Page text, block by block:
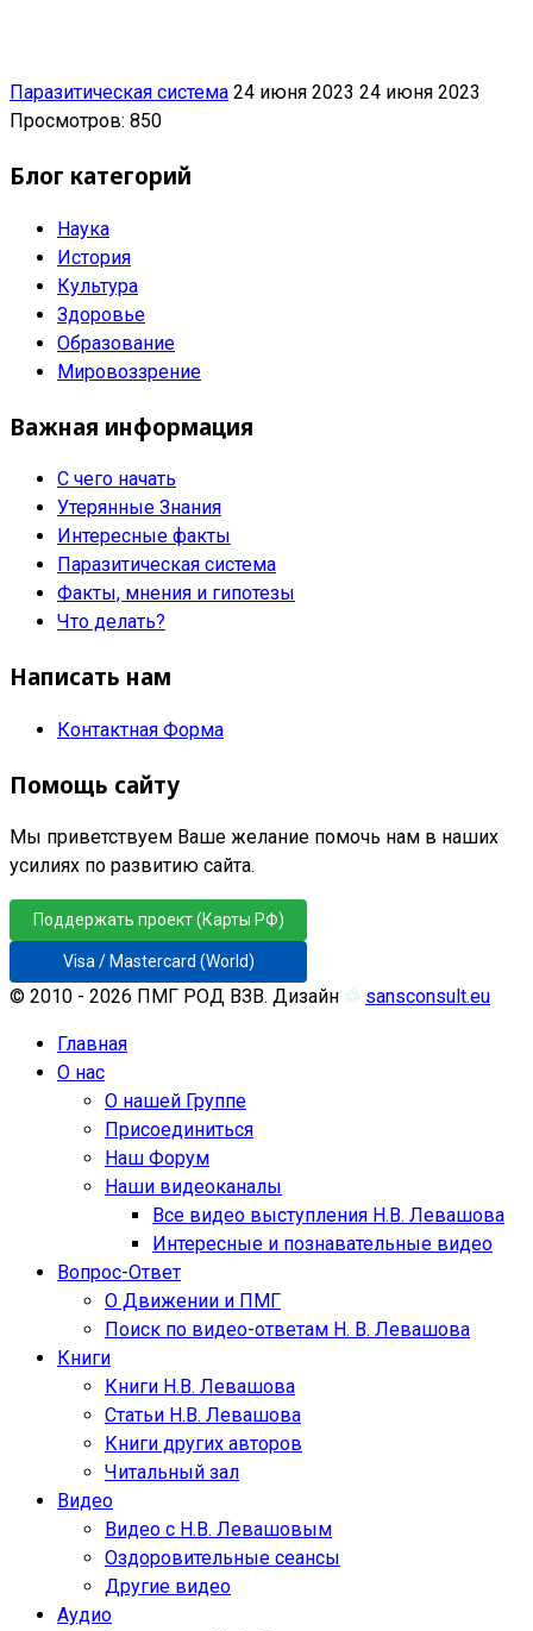
Паразитическая система 24 июня 2023 24 июня 2023
Просмотров: 850
Блог категорий
Наука
История
Культура
Здоровье
Образование
Мировоззрение
Важная информация
С чего начать
Утерянные Знания
Интересные факты
Паразитическая система
Факты, мнения и гипотезы
Что делать?
Написать нам
Контактная Форма
Помощь сайту
Мы приветствуем Ваше желание помочь нам в наших
усилиях по развитию сайта.
Поддержать проект (Карты РФ)
Visa / Mastercard (World)
© 2010 - 2026 ПМГ РОД ВЗВ. Дизайн ♲ sansconsult.eu
Главная
О нас
О нашей Группе
Присоединиться
Наш Форум
Наши видеоканалы
Все видео выступления Н.В. Левашова
Интересные и познавательные видео
Вопрос-Ответ
О Движении и ПМГ
Поиск по видео-ответам Н. В. Левашова
Книги
Книги Н.В. Левашова
Статьи Н.В. Левашова
Книги других авторов
Читальный зал
Видео
Видео с Н.В. Левашовым
Оздоровительные сеансы
Другие видео
Аудио